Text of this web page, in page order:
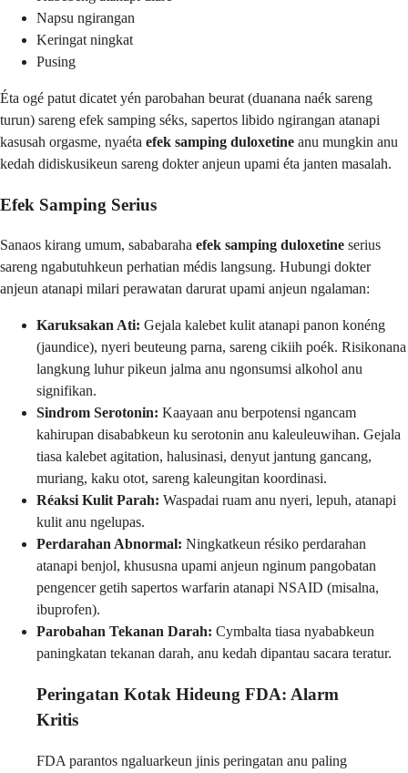
Napsu ngirangan
Keringat ningkat
Pusing
Éta ogé patut dicatet yén parobahan beurat (duanana naék sareng
turun) sareng efek samping séks, sapertos libido ngirangan atanapi
kasusah orgasme, nyaéta efek samping duloxetine anu mungkin anu
kedah didiskusikeun sareng dokter anjeun upami éta janten masalah.
Efek Samping Serius
Sanaos kirang umum, sababaraha efek samping duloxetine serius
sareng ngabutuhkeun perhatian médis langsung. Hubungi dokter
anjeun atanapi milari perawatan darurat upami anjeun ngalaman:
Karuksakan Ati: Gejala kalebet kulit atanapi panon konéng
(jaundice), nyeri beuteung parna, sareng cikiih poék. Risikonana
langkung luhur pikeun jalma anu ngonsumsi alkohol anu
signifikan.
Sindrom Serotonin: Kaayaan anu berpotensi ngancam
kahirupan disababkeun ku serotonin anu kaleuleuwihan. Gejala
tiasa kalebet agitation, halusinasi, denyut jantung gancang,
muriang, kaku otot, sareng kaleungitan koordinasi.
Réaksi Kulit Parah: Waspadai ruam anu nyeri, lepuh, atanapi
kulit anu ngelupas.
Perdarahan Abnormal: Ningkatkeun résiko perdarahan
atanapi benjol, khususna upami anjeun nginum pangobatan
pengencer getih sapertos warfarin atanapi NSAID (misalna,
ibuprofen).
Parobahan Tekanan Darah: Cymbalta tiasa nyababkeun
paningkatan tekanan darah, anu kedah dipantau sacara teratur.
Peringatan Kotak Hideung FDA: Alarm
Kritis
FDA parantos ngaluarkeun jinis peringatan anu paling